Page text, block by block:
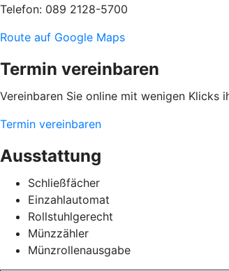
Telefon: 089 2128-5700
Route auf Google Maps
Termin vereinbaren
Vereinbaren Sie online mit wenigen Klicks
Termin vereinbaren
Ausstattung
Schließfächer
Einzahlautomat
Rollstuhlgerecht
Münzzähler
Münzrollenausgabe